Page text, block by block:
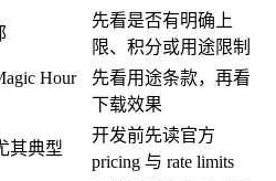
先看是否有明确上
限、积分或用途限制
Hour
先看用途条款，再看
下载效果
其典型
开发前先读官方
pricing 与 rate limits